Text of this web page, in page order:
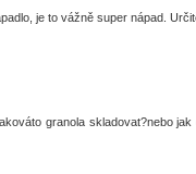
je to vážně super nápad.
granola skladovat?nebo